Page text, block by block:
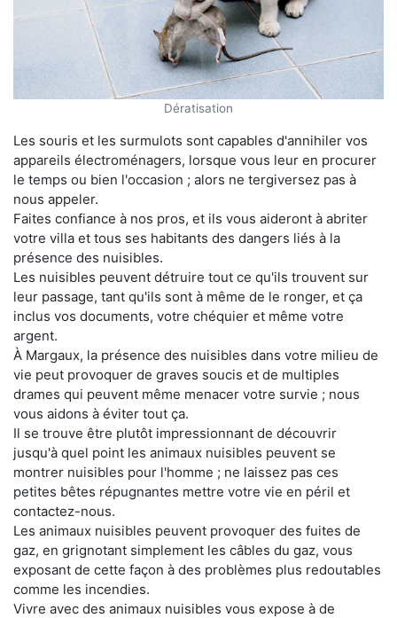
Dératisation
Les souris et les surmulots sont capables d'annihiler vos
appareils électroménagers, lorsque vous leur en procurer
le temps ou bien l'occasion ; alors ne tergiversez pas à
nous appeler.
Faites confiance à nos pros, et ils vous aideront à abriter
votre villa et tous ses habitants des dangers liés à la
présence des nuisibles.
Les nuisibles peuvent détruire tout ce qu'ils trouvent sur
leur passage, tant qu'ils sont à même de le ronger, et ça
inclus vos documents, votre chéquier et même votre
argent.
À Margaux, la présence des nuisibles dans votre milieu de
vie peut provoquer de graves soucis et de multiples
drames qui peuvent même menacer votre survie ; nous
vous aidons à éviter tout ça.
Il se trouve être plutôt impressionnant de découvrir
jusqu'à quel point les animaux nuisibles peuvent se
montrer nuisibles pour l'homme ; ne laissez pas ces
petites bêtes répugnantes mettre votre vie en péril et
contactez-nous.
Les animaux nuisibles peuvent provoquer des fuites de
gaz, en grignotant simplement les câbles du gaz, vous
exposant de cette façon à des problèmes plus redoutables
comme les incendies.
Vivre avec des animaux nuisibles vous expose à de